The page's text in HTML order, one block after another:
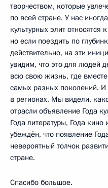
творчеством, которые
по всей стране. У нас
культурных элит относятся
но если поездить по
действительно, на эти
увидим, что это для людей
всю свою жизнь, где
самых разных поколений.
в регионах. Мы видели,
отрасли объявление Года
Года литературы, Года кино
убеждён, что появление
невероятный толчок
стране.
Спасибо большое.